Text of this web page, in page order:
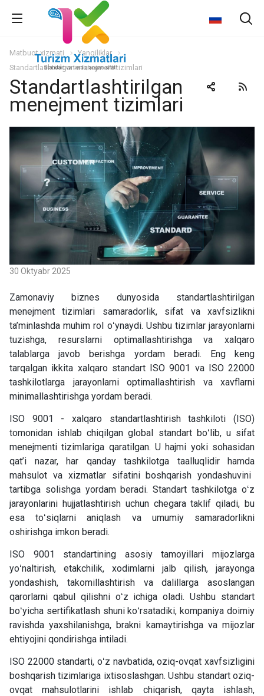
Matbuot xizmati
Yangiliklar
Standartlashtirilgan menejment tizimlari
Standartlashtirilgan
menejment tizimlari
30 Oktyabr 2025
Zamonaviy biznes dunyosida standartlashtirilgan
menejment tizimlari samaradorlik, sifat va xavfsizlikni
ta’minlashda muhim rol oʻynaydi. Ushbu tizimlar jarayonlarni
tuzishga, resurslarni optimallashtirishga va xalqaro
talablarga javob berishga yordam beradi. Eng keng
tarqalgan ikkita xalqaro standart ISO 9001 va ISO 22000
tashkilotlarga jarayonlarni optimallashtirish va xavflarni
minimallashtirishga yordam beradi.
ISO 9001 -xalqaro standartlashtirish tashkiloti (ISO)
tomonidan ishlab chiqilgan global standart boʻlib, u sifat
menejmenti tizimlariga qaratilgan. U hajmi yoki sohasidan
qat’i nazar, har qanday tashkilotga taalluqlidir hamda
mahsulot va xizmatlar sifatini boshqarish yondashuvini
tartibga solishga yordam beradi. Standart tashkilotga oʻz
jarayonlarini hujjatlashtirish uchun chegarataklif qiladi, bu
esa toʻsiqlarni aniqlash va umumiy samaradorlikni
oshirishga imkon beradi.
ISO 9001 standartining asosiy tamoyillari mijozlarga
yoʻnaltirish, etakchilik, xodimlarni jalb qilish, jarayonga
yondashish, takomillashtirish va dalillarga asoslangan
qarorlarni qabul qilishni oʻz ichiga oladi. Ushbu standart
boʻyicha sertifikatlash shuni koʻrsatadiki, kompaniya doimiy
ravishda yaxshilanishga,brakni kamaytirishga va mijozlar
ehtiyojini qondirishga intiladi.
ISO 22000standarti, oʻz navbatida, oziq-ovqat xavfsizligini
boshqarish tizimlariga ixtisoslashgan. Ushbu standart oziq-
ovqat mahsulotlarini ishlab chiqarish, qayta ishlash,